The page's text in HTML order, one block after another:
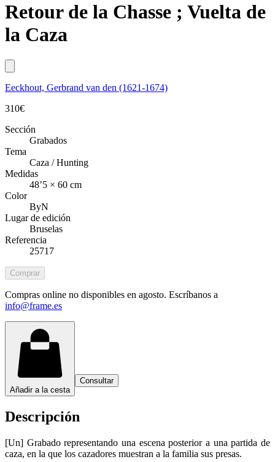
Retour de la Chasse ; Vuelta de
la Caza
Eeckhout, Gerbrand van den (1621-1674)
310€
Sección
Grabados
Tema
Caza / Hunting
Medidas
48’5 × 60 cm
Color
ByN
Lugar de edición
Bruselas
Referencia
25717
Comprar
Compras online no disponibles en agosto. Escríbanos a
info@frame.es
Añadir a la cesta
Consultar
Descripción
[Un] Grabado representando una escena posterior a una partida de
caza, en la que los cazadores muestran a la familia sus presas.